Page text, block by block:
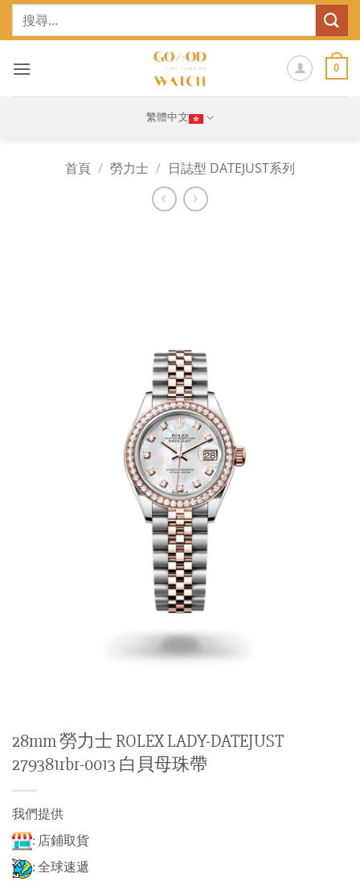
Skip
鍵
0
繁體中文
首頁 / 勞力士 / 日誌型 DATEJUST系列
28mm 勞力士 ROLEX LADY-DATEJUST
279381rbr-0013 白貝母珠帶
我們提供
: 店鋪取貨
: 全球速遞